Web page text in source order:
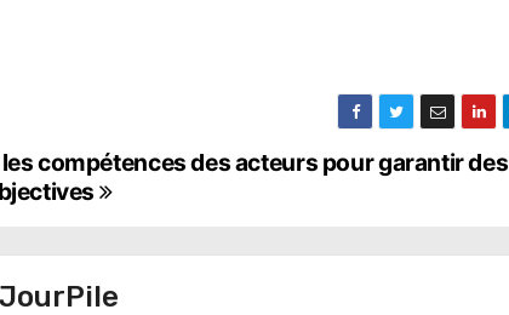
compétences des acteurs pour garantir des